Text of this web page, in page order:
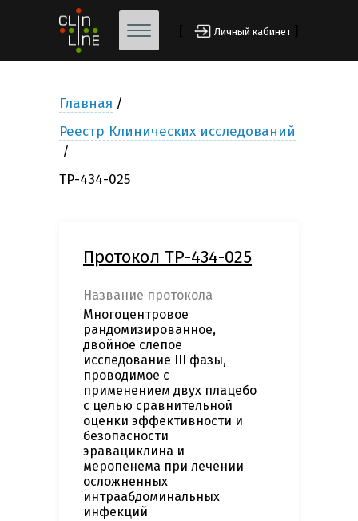
Личный кабинет
Главная
Реестр Клинических исследований
TP-434-025
Протокол TP-434-025
Название протокола
Многоцентровое
рандомизированное,
двойное слепое
исследование III фазы,
проводимое с
применением двух плацебо
с целью сравнительной
оценки эффективности и
безопасности
эравациклина и
меропенема при лечении
осложненных
интраабдоминальных
инфекций